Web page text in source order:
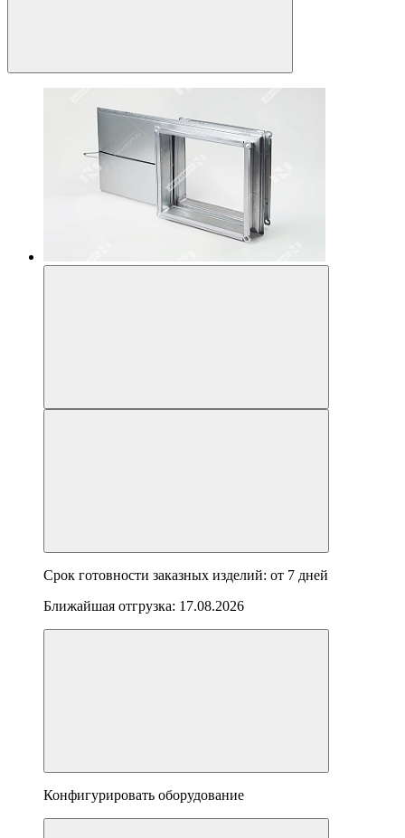
Срок готовности заказных изделий: от 7 дней
Ближайшая отгрузка: 17.08.2026
Конфигурировать оборудование